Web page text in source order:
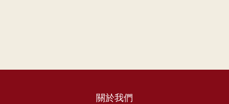
關於我們